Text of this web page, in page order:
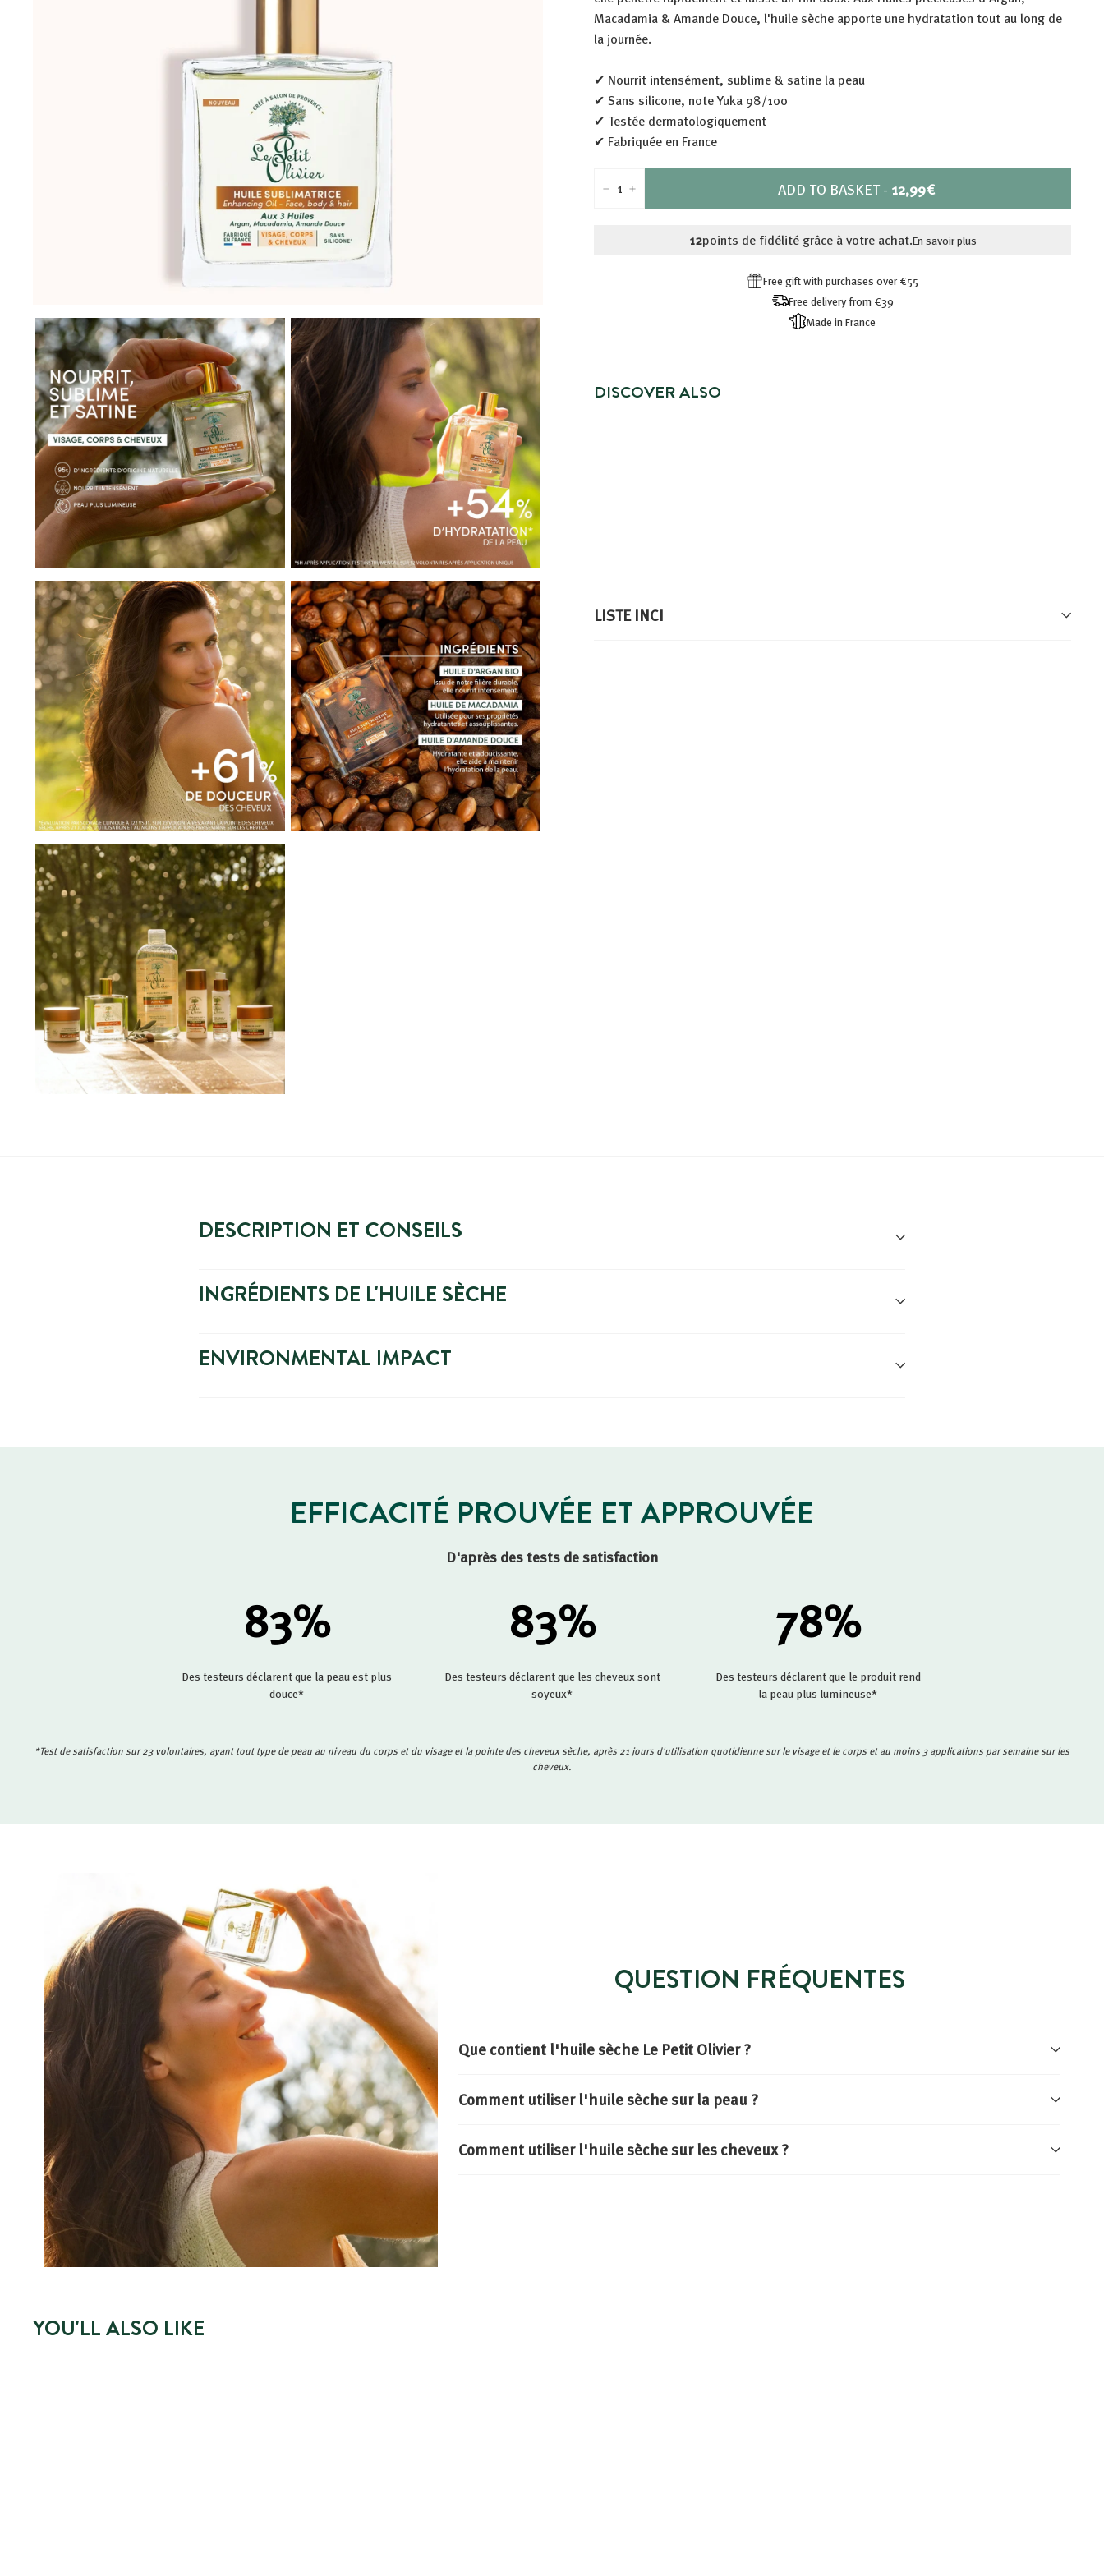
Macadamia & Amande Douce, l'huile sèche apporte une hydratation tout au long de
la journée.
✔ Nourrit intensément, sublime & satine la peau
✔ Sans silicone, note Yuka 98/100
✔ Testée dermatologiquement
✔ Fabriquée en France
+ ADD TO BASKET- PRIX
12,99€
12,99€
12points de fidélité grâce à votre achat.En savoir plus
Free gift with purchases over €55
Free delivery from €39
Made in France
DISCOVER ALSO
LISTE INCI
DESCRIPTION ET CONSEILS
INGRÉDIENTS DE L'HUILE SÈCHE
ENVIRONMENTAL IMPACT
EFFICACITÉ PROUVÉE ET APPROUVÉE
D'après des tests de satisfaction
83%
Des testeurs déclarent que la peau est plus
douce*
83%
Des testeurs déclarent que les cheveux sont
soyeux*
78%
Des testeurs déclarent que le produit rend
la peau plus lumineuse*
*Test de satisfaction sur 23 volontaires, ayant tout type de peau au niveau du corps et du visage et la pointe des cheveux sèche, après 21 jours d'utilisation quotidienne sur le visage et le corps et au moins 3 applications par semaine sur les
cheveux.
QUESTION FRÉQUENTES
Que contient l'huile sèche Le Petit Olivier ?
Comment utiliser l'huile sèche sur la peau ?
Comment utiliser l'huile sèche sur les cheveux ?
YOU'LL ALSO LIKE